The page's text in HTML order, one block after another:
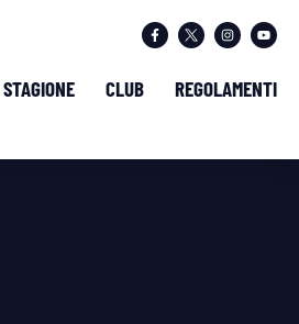
STAGIONE CLUB REGOLAMENTI